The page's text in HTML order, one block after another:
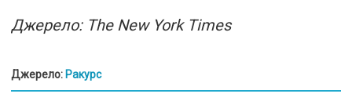
Джерело: The New York Times
Джерело: Ракурс